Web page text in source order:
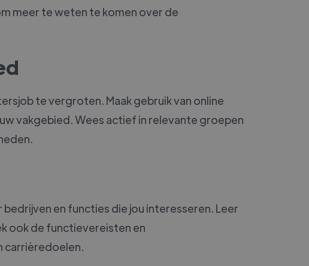
meer te weten te komen over de
te vergroten. Maak gebruik van online
vakgebied. Wees actief in relevante groepen
en functies die jou interesseren. Leer
ook de functievereisten en
carrièredoelen.